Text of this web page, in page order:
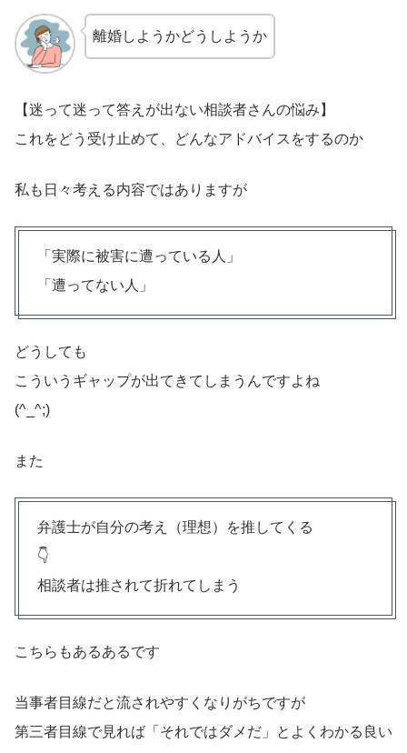
離婚しようかどうしようか
【迷って迷って答えが出ない相談者さんの悩み】
これをどう受け止めて、どんなアドバイスをするのか
私も日々考える内容ではありますが
「実際に被害に遭っている人」
「遭ってない人」
どうしても
こういうギャップが出てきてしまうんですよね
(^_^;)
また
弁護士が自分の考え（理想）を推してくる
👇
相談者は推されて折れてしまう
こちらもあるあるです
当事者目線だと流されやすくなりがちですが
第三者目線で見れば「それではダメだ」とよくわかる良い